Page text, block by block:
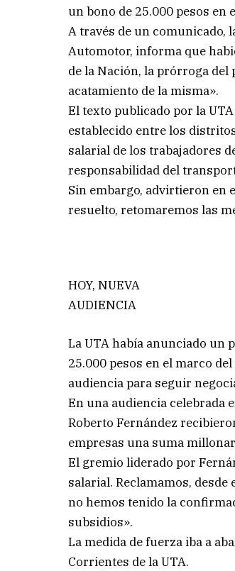
un bono de 25.000 pesos
A través de un comunicado,
Automotor, informa que
de la Nación, la prórroga
acatamiento de la misma».
El texto publicado por la
establecido entre los
salarial de los trabajadores
responsabilidad del
Sin embargo, advirtieron en
resuelto, retomaremos las
HOY, NUEVA
AUDIENCIA
La UTA había anunciado un
25.000 pesos en el marco
audiencia para seguir
En una audiencia celebrada
Roberto Fernández
empresas una suma
El gremio liderado por
salarial. Reclamamos,
no hemos tenido la
subsidios».
La medida de fuerza iba a
Corrientes de la UTA.